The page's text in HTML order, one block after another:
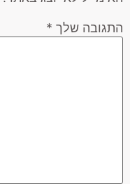
התגובה שלך *